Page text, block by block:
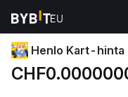
Kryptohinnat
Henlo Kart-hinta